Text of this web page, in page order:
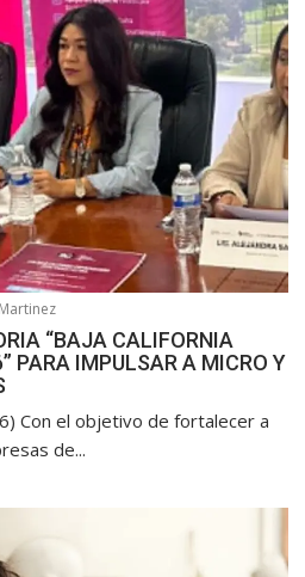
“BAJA CALIFORNIA
PARA IMPULSAR A MICRO Y
Con el objetivo de fortalecer a
de...